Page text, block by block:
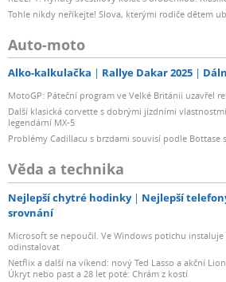
Tohle nikdy neříkejte! Slova, kterými rodiče dětem
Auto-moto
Alko-kalkulačka Rallye Dakar 2025
MotoGP: Páteční program ve Velké Británii uzavřel
Další klasická corvette s dobrými jízdními
legendární MX-5
Problémy Cadillacu s brzdami souvisí podle Bottase
Věda a technika
Nejlepší chytré hodinky Nejlepší
srovnání
Microsoft se nepoučil. Ve Windows potichu
odinstalovat
Netflix a další na víkend: nový Ted Lasso a akční
Úkryt nebo past a 28 let poté: Chrám z kostí